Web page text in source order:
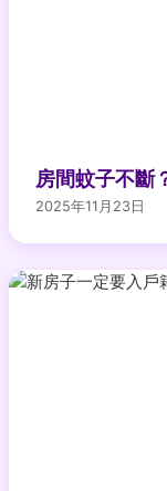
房間蚊子不斷
2025年11月23日